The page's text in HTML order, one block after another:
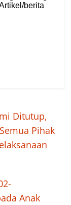
Ditutup,
Pihak
Anak